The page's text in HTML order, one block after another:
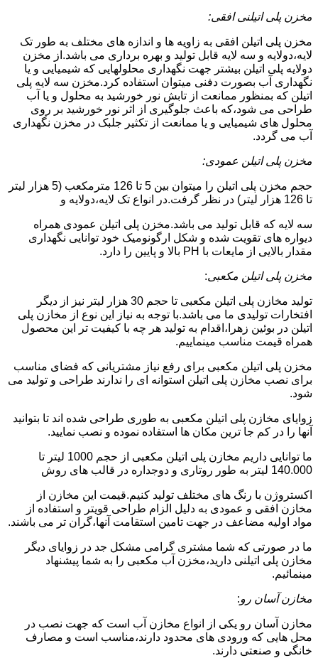
مخزن پلی اتیلنی افقی:
مخزن پلی اتیلن افقی به زاویه ها و اندازه های مختلف به طور تک
لایه،دولایه و سه لایه قابل تولید و بهره برداری می باشد.از مخزن
دولایه پلی اتیلن بیشتر جهت نگهداری محلولهایی که شیمیایی و یا
نگهداری آب بصورت دفنی میتوان استفاده کرد.مخزن سه لایه پلی
اتیلن که بمنظور ممانعت از تابش نور خورشید به محلول و یا آب
طراحی می شود،که باعث جلوگیری از اثر نور خورشید بر روی
محلول های شیمیایی و یا ممانعت از تکثیر جلبک در مخزن نگهداری
آب می گردد.
مخزن پلی اتیلن عمودی:
حجم مخزن پلی اتیلن را میتوان بین 5 تا 126 مترمکعب (5 هزار لیتر
تا 126 هزار لیتر) در نظر گرفت.در انواع تک لایه،دولایه و
سه لایه که قابل تولید می باشد.مخزن پلی اتیلن عمودی همراه
دیواره های تقویت شده و شکل ارگونومیک خود توانایی نگهداری
مقدار بالایی از مایعات با PH بالا و پایین را دارد.
مخزن پلی اتیلن مکعبی:
تولید مخازن پلی اتیلن مکعبی تا حجم 30 هزار لیتر نیز از دیگر
افتخارات تولیدی ما می باشد.با توجه به نیاز این نوع از مخازن پلی
اتیلن در بوئین زهرا،اقدام به تولید هر چه با کیفیت تر این محصول
همراه قیمت مناسب مینماییم.
مخزن پلی اتیلن مکعبی برای رفع نیاز مشتریانی که فضای مناسب
برای نصب مخازن پلی اتیلن استوانه ای را ندارند طراحی و تولید می
شود.
زوایای مخازن پلی اتیلن مکعبی به طوری طراحی شده اند تا بتوانید
آنها را در کم جا ترین مکان ها استفاده نموده و نصب نمایید.
ما توانایی داریم مخازن پلی اتیلن مکعبی از حجم 1000 لیتر تا
140.000 لیتر به طور روتاری و دوجداره در قالب های روش
اکستروژن با رنگ های مختلف تولید کنیم.قیمت این مخازن از
مخازن افقی و عمودی به دلیل الزام طراحی قویتر و استفاده از
مواد اولیه مضاعف در جهت تامین استقامت آنها،گران تر می باشند.
ما در صورتی که شما مشتری گرامی مشکل جد در زوایای دیگر
مخازن پلی اتیلنی دارید،مخزن آب مکعبی را به شما پیشنهاد
مینمائیم.
مخازن آسان رو:
مخازن آسان رو یکی از انواع مخازن آب است که جهت نصب در
محل هایی که ورودی های محدود دارند،مناسب است و مصارف
خانگی و صنعتی دارند.